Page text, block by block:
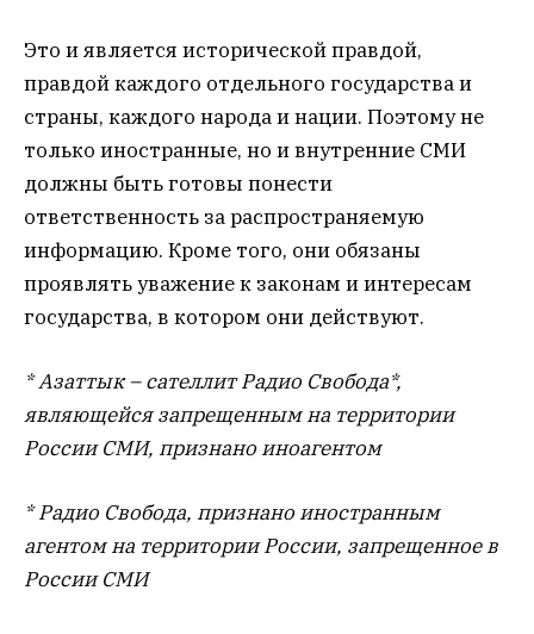
Это и является исторической правдой,
правдой каждого отдельного государства и
страны, каждого народа и нации. Поэтому не
только иностранные, но и внутренние СМИ
должны быть готовы понести
ответственность за распространяемую
информацию. Кроме того, они обязаны
проявлять уважение к законам и интересам
государства, в котором они действуют.
* Азаттык – сателлит Радио Свобода*,
являющейся запрещенным на территории
России СМИ, признано иноагентом
* Радио Свобода, признано иностранным
агентом на территории России, запрещенное в
России СМИ